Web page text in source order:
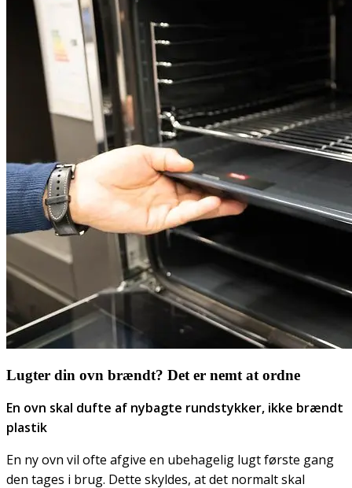
Lugter din ovn brændt? Det er nemt at ordne
En ovn skal dufte af nybagte rundstykker, ikke brændt
plastik
En ny ovn vil ofte afgive en ubehagelig lugt første gang
den tages i brug. Dette skyldes, at det normalt skal